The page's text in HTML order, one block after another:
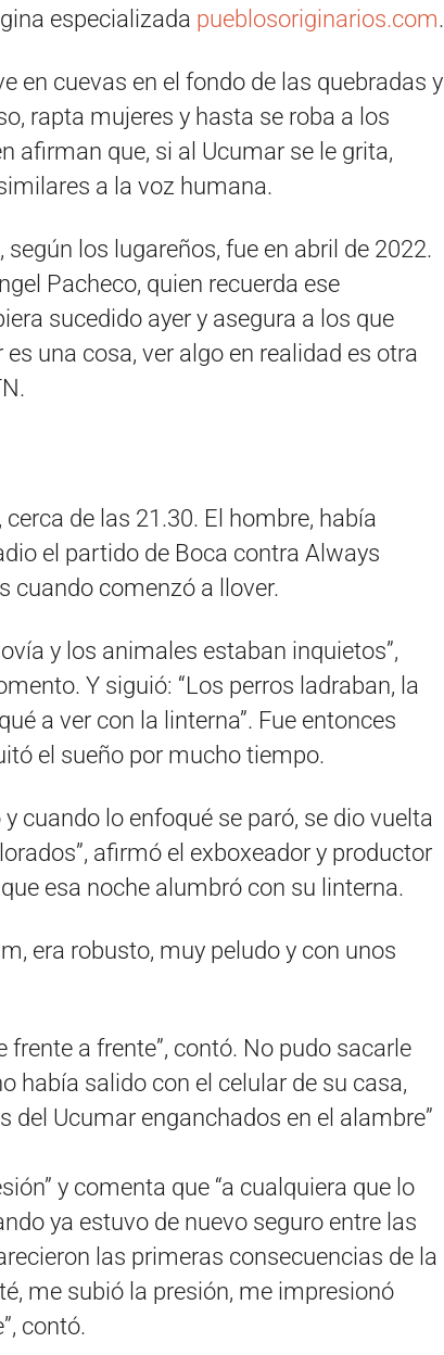
especializada pueblosoriginarios.com.
en cuevas en el fondo de las quebradas y
rapta mujeres y hasta se roba a los
afirman que, si al Ucumar se le grita,
a la voz humana.
según los lugareños, fue en abril de 2022.
Pacheco, quien recuerda ese
sucedido ayer y asegura a los que
una cosa, ver algo en realidad es otra
de las 21.30. El hombre, había
el partido de Boca contra Always
cuando comenzó a llover.
y los animales estaban inquietos”,
Y siguió: “Los perros ladraban, la
a ver con la linterna”. Fue entonces
el sueño por mucho tiempo.
cuando lo enfoqué se paró, se dio vuelta
afirmó el exboxeador y productor
esa noche alumbró con su linterna.
era robusto, muy peludo y con unos
frente a frente”, contó. No pudo sacarle
había salido con el celular de su casa,
del Ucumar enganchados en el alambre”
y comenta que “a cualquiera que lo
ya estuvo de nuevo seguro entre las
las primeras consecuencias de la
me subió la presión, me impresionó
contó.